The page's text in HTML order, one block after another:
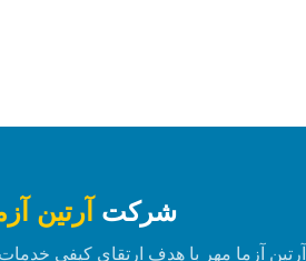
شرکت آرتین
آزما مهر با هدف ارتقای کیفی